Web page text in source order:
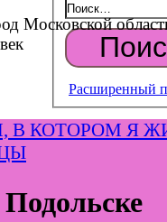
Московской
Расширенный
В КОТОРОМ Я